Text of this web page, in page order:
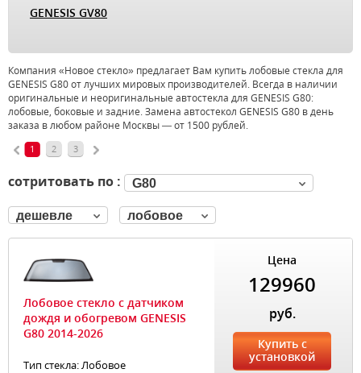
GENESIS GV80
Компания «Новое стекло» предлагает Вам купить лобовые стекла для
GENESIS G80 от лучших мировых производителей. Всегда в наличии
оригинальные и неоригинальные автостекла для GENESIS G80:
лобовые, боковые и задние. Замена автостекол GENESIS G80 в день
заказа в любом районе Москвы — от 1500 рублей.
1 2 3
сотритовать по : G80
дешевле лобовое
Лобовое стекло с датчиком
дождя и обогревом GENESIS
G80 2014-2026
Тип стекла: Лобовое
Цена
129960
руб.
Купить с
установкой